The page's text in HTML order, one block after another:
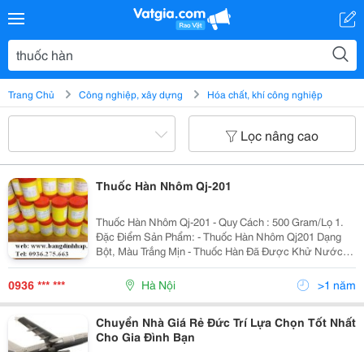
Trang Chủ Công nghiệp, xây dựng Hóa chất, khí công nghiệp
Lọc nâng cao
Thuốc Hàn Nhôm Qj-201
Thuốc Hàn Nhôm Qj-201 - Quy Cách : 500 Gram/Lọ 1.
Đặc Điểm Sản Phẩm: - Thuốc Hàn Nhôm Qj201 Dạng
Bột, Màu Trắng Mịn - Thuốc Hàn Đã Được Khử Nước
Triệt Để Đảm Bảo Cho Mối Hàn Không Bị Rỗ, Lượng
Hydro Tồn Dư Trong Mối Hàn Thấp Tạo Cho
0936 *** *** Hà Nội >1 năm
Chuyển Nhà Giá Rẻ Đức Trí Lựa Chọn Tốt Nhất
Cho Gia Đình Bạn